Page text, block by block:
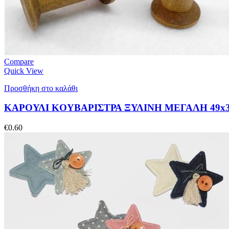
Compare
Quick View
Προσθήκη στο καλάθι
ΚΑΡΟΥΛΙ KOYBAΡΙΣΤΡΑ ΞΥΛΙΝΗ ΜΕΓΑΛΗ
€0.60